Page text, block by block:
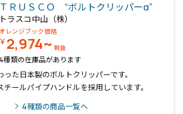
ＴＲＵＳＣＯ “ボルトクリッパーα”
トラスコ中山（株）
オレンジブック価格
￥2,974~ 税抜
4種類の在庫品があります
た日本製のボルトクリッパーです。
ールパイプハンドルを採用しています。
4種類の商品一覧へ